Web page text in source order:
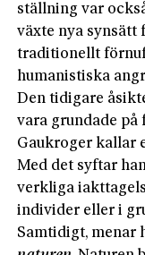
ställning var
växte nya synsätt
traditionellt
humanistiska
Den tidigare
vara grundade på
Gaukroger kallar
Med det syftar
verkliga
individer eller i
Samtidigt, menar